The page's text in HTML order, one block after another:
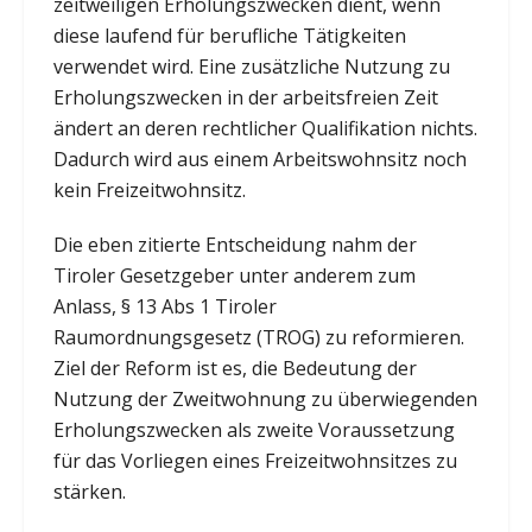
zeitweiligen Erholungszwecken dient, wenn
diese laufend für berufliche Tätigkeiten
verwendet wird. Eine zusätzliche Nutzung zu
Erholungszwecken in der arbeitsfreien Zeit
ändert an deren rechtlicher Qualifikation nichts.
Dadurch wird aus einem Arbeitswohnsitz noch
kein Freizeitwohnsitz.
Die eben zitierte Entscheidung nahm der
Tiroler Gesetzgeber unter anderem zum
Anlass, § 13 Abs 1 Tiroler
Raumordnungsgesetz (TROG) zu reformieren.
Ziel der Reform ist es, die Bedeutung der
Nutzung der Zweitwohnung zu überwiegenden
Erholungszwecken als zweite Voraussetzung
für das Vorliegen eines Freizeitwohnsitzes zu
stärken.